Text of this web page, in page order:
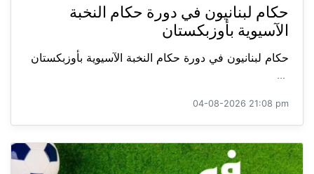
حكام لبنانيون في دورة حكام النخبة
الآسيوية بأوزبكستان
حكام لبنانيون في دورة حكام النخبة الآسيوية بأوزبكستان
...
04-08-2026 21:08 pm